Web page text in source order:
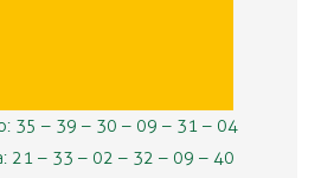
35 – 39 – 30 – 09 – 31 – 04
21 – 33 – 02 – 32 – 09 – 40